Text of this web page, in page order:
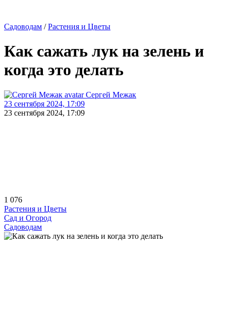
Садоводам /Растения и Цветы
Как сажать лук на зелень и
когда это делать
Сергей Межак
23 сентября 2024, 17:09
23 сентября 2024, 17:09
1 076
Растения и Цветы
Сад и Огород
Садоводам